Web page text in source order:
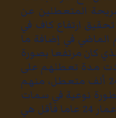
المتعطلين عن
ارتفاع كاف في
الماضي في إضافة ما
الذي كان مرتفعا بصورة
مدة تعطلهم على
12 شهر لتصبح 49.5% من المتعطلين، وهو ما يمثل أكثر من 241 ألف متعطل، منهم
نوعية في سمات
المتعطلين، في وقت ما زالت نسب البطالة بين فئة الشباب من أعمار 24 عاما فأقل هي